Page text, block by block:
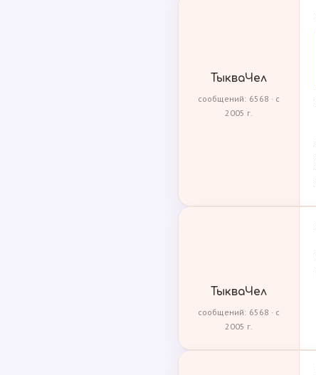
ТыкваЧел
сообщений: 6568 · с
2005 г.
ТыкваЧел
сообщений: 6568 · с
2005 г.